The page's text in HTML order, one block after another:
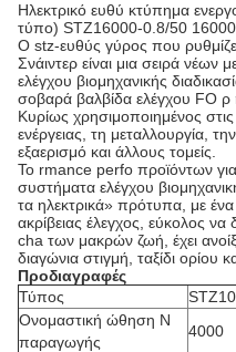
Ηλεκτρικό ευθύ κτύπημα
τύπο) STZ16000-0.8/50
Ο stz-ευθύς γύρος που
Σνάιντερ είναι μια σειρά
ελέγχου βιομηχανικής
σοβαρά βαλβίδα ελέγχου FO ρ
Κυρίως χρησιμοποιημένος
ενέργειας, τη μεταλλουργία,
εξαερισμό και άλλους τομείς.
Το rmance perfo προϊόντων
συστήματα ελέγχου
τα ηλεκτρικά» πρότυπα, με
ακρίβειας έλεγχος, εύκολος
cha των μακρών ζωή, έχει
διαγώνια στιγμή, ταξίδι ορίου
Προδιαγραφές
Τύπος
STZ10
Ονομαστική ώθηση Ν
παραγωγής
4000